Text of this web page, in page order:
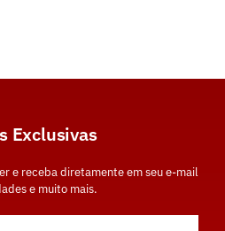
Exclusivas
e receba diretamente em seu e-mail
e muito mais.